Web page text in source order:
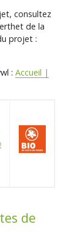
consultez
de la
projet :
:Accueil |
de